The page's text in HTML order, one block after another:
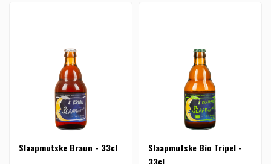
Slaapmutske Braun - 33cl
Slaapmutske Bio Tripel -
33cl